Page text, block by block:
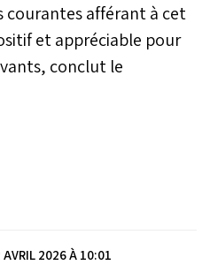
courantes afférant à cet
et appréciable pour
conclut le
AVRIL 2026 À 10:01